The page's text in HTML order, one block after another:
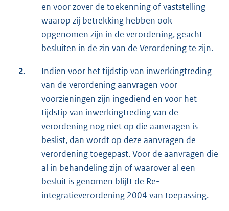
en voor zover de toekenning of vaststelling
waarop zij betrekking hebben ook
opgenomen zijn in de verordening, geacht
besluiten in de zin van de Verordening te zijn.
2.
Indien voor het tijdstip van inwerkingtreding
van de verordening aanvragen voor
voorzieningen zijn ingediend en voor het
tijdstip van inwerkingtreding van de
verordening nog niet op die aanvragen is
beslist, dan wordt op deze aanvragen de
verordening toegepast. Voor de aanvragen die
al in behandeling zijn of waarover al een
besluit is genomen blijft de Re-
integratieverordening 2004 van toepassing.